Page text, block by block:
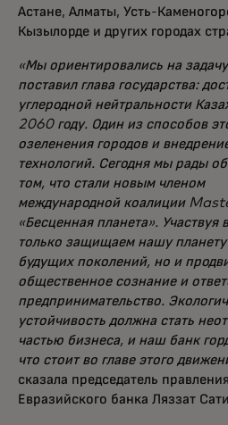
Астане, Алматы, Усть-
Кызылорде и других городах
«Мы ориентировались на
поставил глава государства:
углеродной нейтральности
2060 году. Один из способов
озеленения городов и
технологий. Сегодня мы рады
том, что стали новым членом
международной коалиции
«Бесценная планета». Участвуя
только защищаем нашу планету
будущих поколений, но и
общественное сознание и
предпринимательство.
устойчивость должна стать
частью бизнеса, и наш банк
что стоит во главе этого
сказала председатель правления
Евразийского банка Ляззат